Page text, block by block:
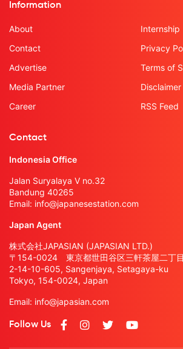
Information
About
Contact
Advertise
Media Partner
Career
Internship
Privacy
Terms of
Disclaimer
RSS Feed
Contact
Indonesia Office
Jalan Suryalaya V no.32
Bandung 40265
Email: info@japanesestation.com
Japan Agent
株式会社JAPASIAN (JAPASIAN LTD.)
〒154-0024 東京都世田谷区三軒茶屋二丁
2-14-10-605, Sangenjaya, Setagaya-ku
Tokyo, 154-0024, Japan
Email: info@japasian.com
Follow Us